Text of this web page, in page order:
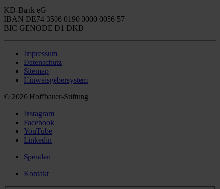
KD-Bank eG
IBAN DE74 3506 0190 0000 0056 57
BIC GENODE D1 DKD
Impressum
Datenschutz
Sitemap
Hinweisgebersystem
© 2026 Hoffbauer-Stiftung
Instagram
Facebook
YouTube
Linkedin
Spenden
Kontakt